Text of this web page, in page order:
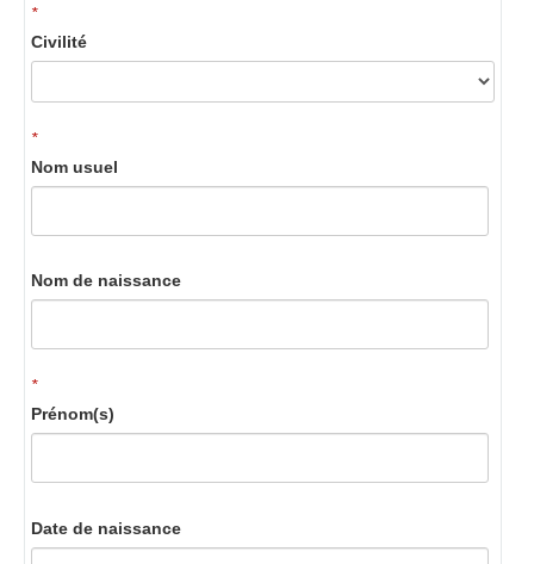
*
Civilité
*
Nom usuel
Nom de naissance
*
Prénom(s)
Date de naissance